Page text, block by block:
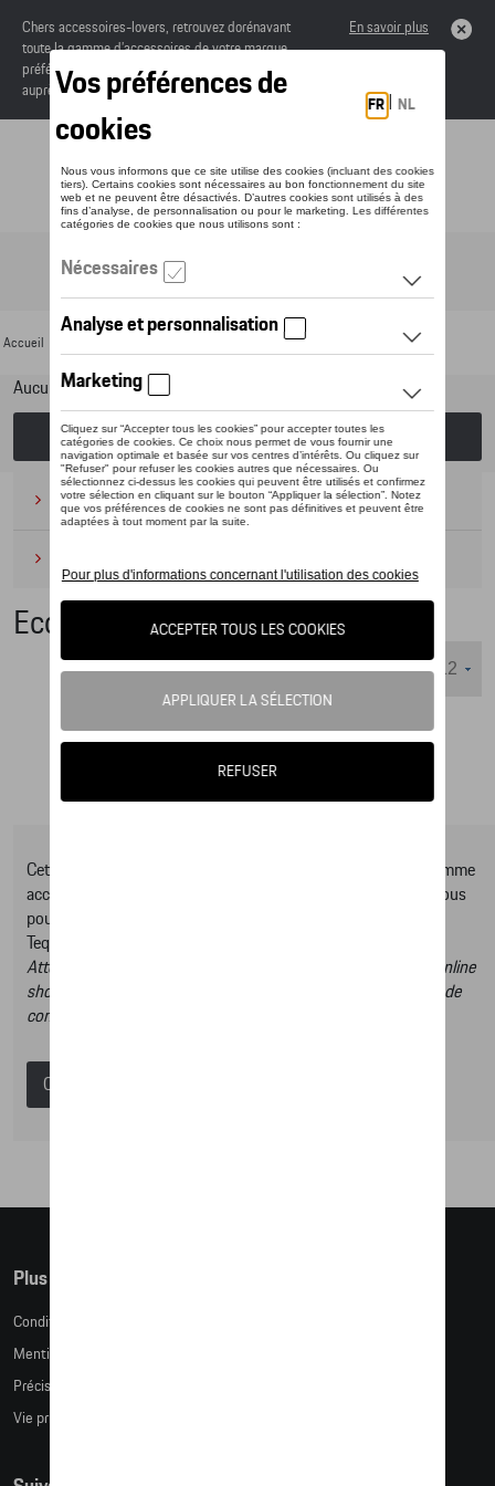
Chers accessoires-lovers, retrouvez dorénavant
toute la gamme d’accessoires de votre marque
préférée sous forme de catalogue à commander
auprès de votre concessionaire.
En savoir plus
Toggle navigation
Accueil > Eco Collection
Aucun modèle sélectionné (Tout afficher)
Choisissez un modèle
Camping(2)
Eco Collection
Nombre d'éléments affichés :
Cet online shop vous présente une sélection d’articles de la gamme
accessoires Tequipment, pour découvrir la gamme complète vous
pouvez consulter notre Moteur de recherche d’accessoires
Tequipment.
Attention, en cliquant sur le lien du catalogue vous sortez du online
shop et dans ce catalogue vous n’aurez donc pas la possibilité de
commander des articles en ligne.
Catalogue Porsche
Plus d'informations
Conditions de vente
Mentions légales
Précision des tailles
Vie privée